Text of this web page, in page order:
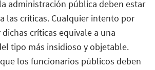
administración pública deben estar
las críticas. Cualquier intento por
críticas equivale a una
tipo más insidioso y objetable.
los funcionarios públicos deben